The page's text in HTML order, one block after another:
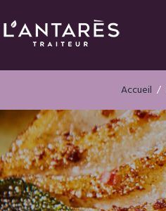
Accueil